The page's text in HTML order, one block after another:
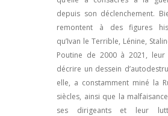
depuis son déclenchement.
remontent à des figures
qu’Ivan le Terrible, Lénine,
Poutine de 2000 à 2021,
décrire un dessein
elle, a constamment miné la
siècles, ainsi que la
ses dirigeants et leur